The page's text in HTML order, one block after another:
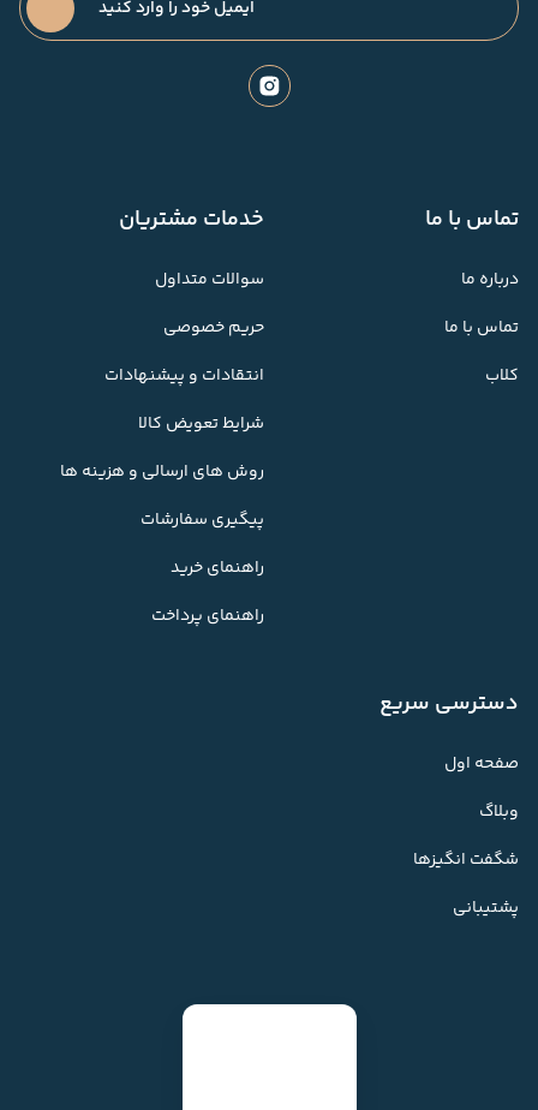
تماس با ما
درباره ما
تماس با ما
کلاب
خدمات مشتریان
سوالات متداول
حریم خصوصی
انتقادات و پیشنهادات
شرایط تعویض کالا
روش های ارسالی و هزینه ها
پیگیری سفارشات
راهنمای خرید
راهنمای پرداخت
دسترسی سریع
صفحه اول
وبلاگ
شگفت انگیزها
پشتیبانی